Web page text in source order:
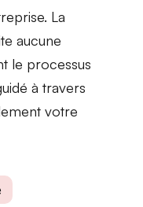
La
aucune
le processus
à travers
votre